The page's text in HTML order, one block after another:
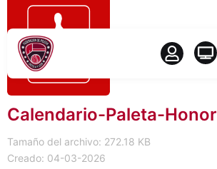
Calendario-Paleta-Honor
Tamaño del archivo: 272.18 KB
Creado: 04-03-2026